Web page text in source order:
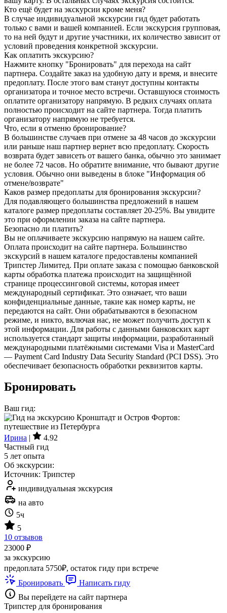
Кто ещё будет на экскурсии кроме меня?
В случае индивидуальной экскурсии гид будет работать
только с вами и вашей компанией. Если экскурсия групповая,
то на ней будут и другие участники, их количество зависит от
условий проведения конкретной экскурсии.
Как оплатить экскурсию?
Нажмите кнопку "Бронировать" для перехода на сайт
партнера. Создайте заказ на удобную дату и время, и внесите
предоплату. После этого вам станут доступны контакты
организатора и точное место встречи. Оставшуюся стоимость
оплатите организатору напрямую. В редких случаях оплата
полностью происходит на сайте партнера. Тогда платить
организатору напрямую не требуется.
Что, если я отменю бронирование?
В большинстве случаев при отмене за 48 часов до экскурсии
или раньше наш партнер вернет всю предоплату. Скорость
возврата будет зависеть от вашего банка, обычно это занимает
не более 72 часов. Но обратите внимание, что бывают другие
условия. Обычно они выведены в блоке "Информация об
отмене/возврате"
Каков размер предоплаты для бронирования экскурсии?
Для подавляющего большинства предложений в нашем
каталоге размер предоплаты составляет 20-25%. Вы увидите
это при оформлении заказа на сайте партнера.
Безопасно ли платить?
Вы не оплачиваете экскурсию напрямую на нашем сайте.
Оплата происходит на сайте партнера. Большинство
экскурсий в нашем каталоге предоставлены компанией
Трипстер Лимитед. При оплате заказа с помощью банковской
карты обработка платежа происходит на защищённой
странице процессинговой системы, которая имеет
международный сертификат. Это означает, что ваши
конфиденциальные данные, такие как номер карты, не
передаются на сайт. Они обрабатываются в безопасном
режиме, и никто, включая нас, не может получить доступ к
этой информации. Для работы с данными банковских карт
используется стандарт защиты информации, разработанный
международными платёжными системами Visa и MasterCard
— Payment Card Industry Data Security Standard (PCI DSS). Это
обеспечивает безопасность обработки реквизитов карты.
Бронировать
Ваш гид:
Ирина |
4.92
Частный гид
5 лет опыта
Об экскурсии:
Источник: Трипстер
индивидуальная экскурсия
на авто
5ч
5
10 отзывов
23000 ₽
за экскурсию
предоплата 5750₽, остаток гиду при встрече
Бронировать
Написать гиду
Вы перейдете на сайт партнера
Трипстер для бронирования